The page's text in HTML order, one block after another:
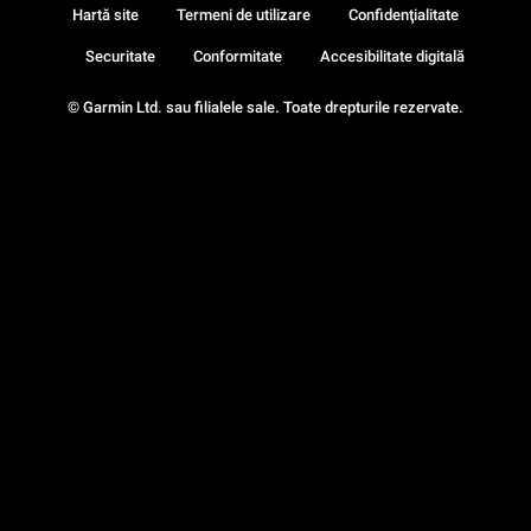
© Garmin Ltd. sau filialele sale. Toate drepturile rezervate.
Hartă site Termeni de utilizare Confidenţialitate
Securitate Conformitate Accesibilitate digitală